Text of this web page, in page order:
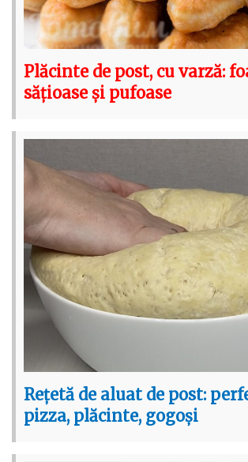
Plăcinte de post, cu varză:
sățioase și pufoase
Rețetă de aluat de post:
pizza, plăcinte, gogoși